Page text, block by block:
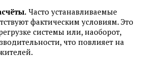
Часто устанавливаемые
фактическим условиям. Это
системы или, наоборот,
что повлияет на